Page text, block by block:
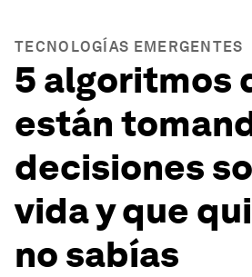
TECNOLOGÍAS EMERGENTES
5 algoritmos
están
decisiones
vida y que
no sabías